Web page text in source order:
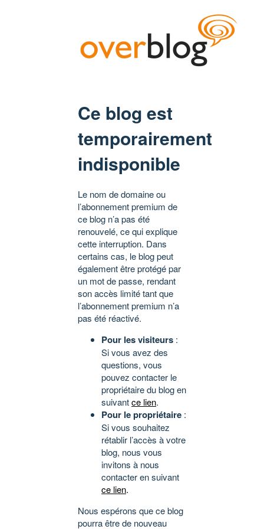
Ce blog est
temporairement
indisponible
Le nom de domaine ou
l’abonnement premium de
ce blog n’a pas été
renouvelé, ce qui explique
cette interruption. Dans
certains cas, le blog peut
également être protégé par
un mot de passe, rendant
son accès limité tant que
l’abonnement premium n’a
pas été réactivé.
Pour les visiteurs :
Si vous avez des
questions, vous
pouvez contacter le
propriétaire du blog en
suivantce lien.
Pour le propriétaire :
Si vous souhaitez
rétablir l’accès à votre
blog, nous vous
invitons à nous
contacter en suivant
ce lien.
Nous espérons que ce blog
pourra être de nouveau